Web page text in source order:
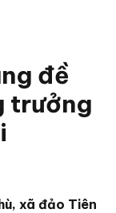
đề
trưởng
xã đảo Tiên